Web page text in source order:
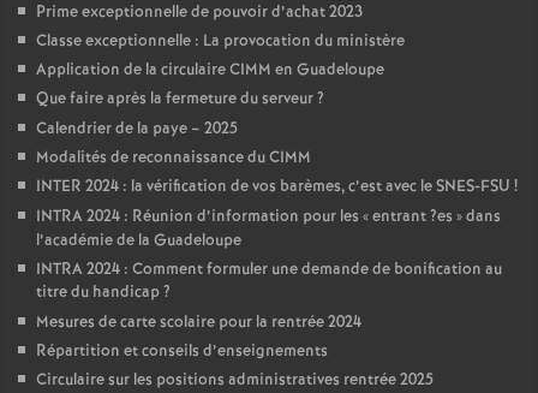
Prime exceptionnelle de pouvoir d’achat 2023
Classe exceptionnelle : La provocation du ministère
Application de la circulaire CIMM en Guadeloupe
Que faire après la fermeture du serveur?
Calendrier de la paye – 2025
Modalités de reconnaissance du CIMM
INTER 2024 : la vérification de vos barèmes, c’est avec le SNES-FSU !
INTRA 2024 : Réunion d’information pour les «entrant?es » dans
l’académie de la Guadeloupe
INTRA 2024 : Comment formuler une demande de bonification au
titre du handicap?
Mesures de carte scolaire pour la rentrée 2024
Répartition et conseils d’enseignements
Circulaire sur les positions administratives rentrée 2025